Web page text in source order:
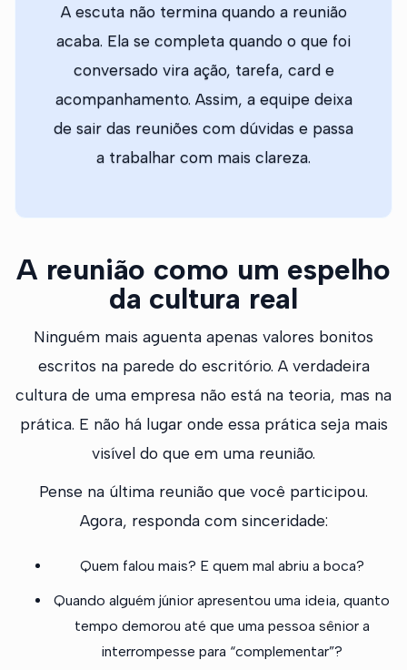
A escuta não termina quando a reunião
acaba. Ela se completa quando o que foi
conversado vira ação, tarefa, card e
acompanhamento. Assim, a equipe deixa
de sair das reuniões com dúvidas e passa
a trabalhar com mais clareza.
A reunião como um espelho
da cultura real
Ninguém mais aguenta apenas valores bonitos
escritos na parede do escritório. A verdadeira
cultura de uma empresa não está na teoria, mas na
prática. E não há lugar onde essa prática seja mais
visível do que em uma reunião.
Pense na última reunião que você participou.
Agora, responda com sinceridade:
Quem falou mais? E quem mal abriu a boca?
Quando alguém júnior apresentou uma ideia, quanto
tempo demorou até que uma pessoa sênior a
interrompesse para “complementar”?